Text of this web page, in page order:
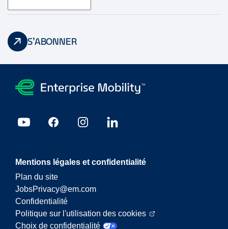
S’ABONNER
Mentions légales et confidentialité
Plan du site
JobsPrivacy@em.com
Confidentialité
Politique sur l'utilisation des cookies
Choix de confidentialité